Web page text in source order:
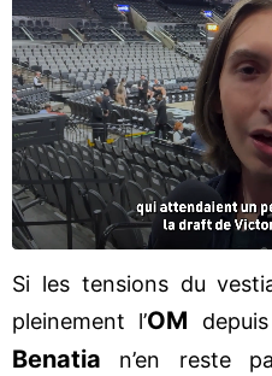
Si les tensions du
pleinement l’OM
Benatia n’en reste